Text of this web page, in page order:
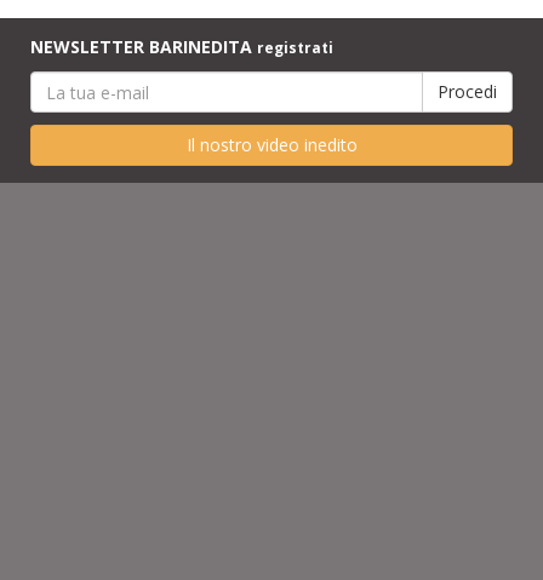
NEWSLETTER BARINEDITA registrati
Il nostro video inedito